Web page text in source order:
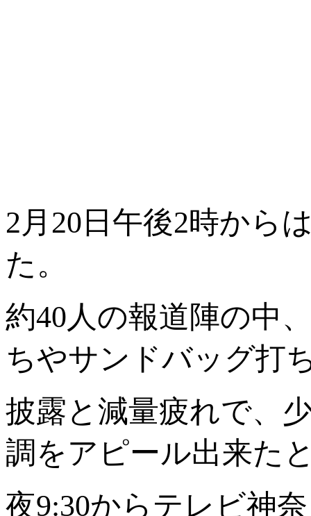
2月20日午後2時から
た。
約40人の報道陣の中
ちやサンドバッグ打
披露と減量疲れで、
調をアピール出来た
夜9:30からテレビ神